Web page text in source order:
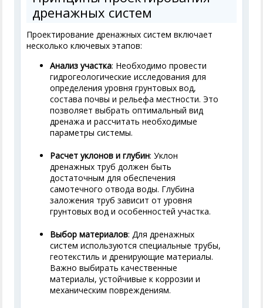
дренажных систем
Проектирование дренажных систем включает
несколько ключевых этапов:
Анализ участка: Необходимо провести
гидрогеологические исследования для
определения уровня грунтовых вод,
состава почвы и рельефа местности. Это
позволяет выбрать оптимальный вид
дренажа и рассчитать необходимые
параметры системы.
Расчет уклонов и глубин: Уклон
дренажных труб должен быть
достаточным для обеспечения
самотечного отвода воды. Глубина
заложения труб зависит от уровня
грунтовых вод и особенностей участка.
Выбор материалов: Для дренажных
систем используются специальные трубы,
геотекстиль и дренирующие материалы.
Важно выбирать качественные
материалы, устойчивые к коррозии и
механическим повреждениям.